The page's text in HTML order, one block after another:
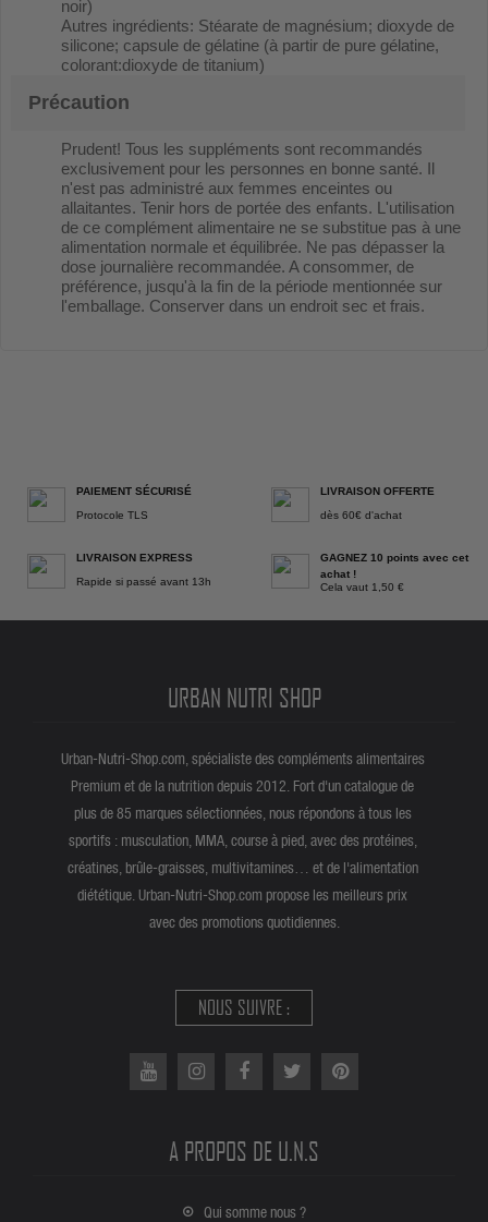
noir)
Autres ingrédients: Stéarate de magnésium; dioxyde de
silicone; capsule de gélatine (à partir de pure gélatine,
colorant:dioxyde de titanium)
Précaution
Prudent! Tous les suppléments sont recommandés
exclusivement pour les personnes en bonne santé. Il
n'est pas administré aux femmes enceintes ou
allaitantes. Tenir hors de portée des enfants. L'utilisation
de ce complément alimentaire ne se substitue pas à une
alimentation normale et équilibrée. Ne pas dépasser la
dose journalière recommandée. A consommer, de
préférence, jusqu'à la fin de la période mentionnée sur
l'emballage. Conserver dans un endroit sec et frais.
PAIEMENT SÉCURISÉ
Protocole TLS
LIVRAISON OFFERTE
dès 60€ d'achat
LIVRAISON EXPRESS
Rapide si passé avant 13h
GAGNEZ 10 points avec cet
achat !
Cela vaut 1,50 €
URBAN NUTRI SHOP
Urban-Nutri-Shop.com, spécialiste des compléments alimentaires
Premium et de la nutrition depuis 2012. Fort d'un catalogue de
plus de 85 marques sélectionnées, nous répondons à tous les
sportifs : musculation, MMA, course à pied, avec des protéines,
créatines, brûle-graisses, multivitamines… et de l'alimentation
diététique. Urban-Nutri-Shop.com propose les meilleurs prix
avec des promotions quotidiennes.
NOUS SUIVRE :
A PROPOS DE U.N.S
Qui somme nous ?